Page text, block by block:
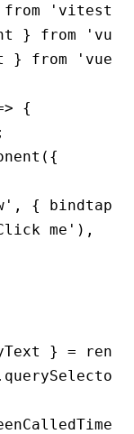
from 'vitest'
} from
} from 'vue-
{
({
, { bindtap
me' ) ,
} =